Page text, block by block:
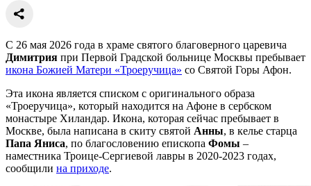
С 26 мая 2026 года в храме святого благоверного царевича
Димитрия при Первой Градской больнице Москвы пребывает
икона Божией Матери «Троеручица» со Святой Горы Афон.
Эта икона является списком с оригинального образа
«Троеручица», который находится на Афоне в сербском
монастыре Хиландар. Икона, которая сейчас пребывает в
Москве, была написана в скиту святой Анны, в келье старца
Папа Яниса, по благословению епископа Фомы –
наместника Троице-Сергиевой лавры в 2020-2023 годах,
сообщили на приходе.